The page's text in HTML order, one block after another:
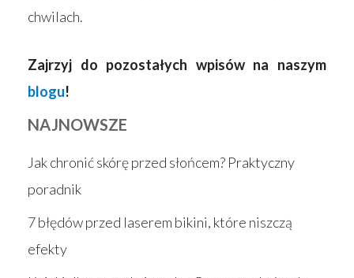
chwilach.
Zajrzyj do pozostałych wpisów na naszym
blogu!
NAJNOWSZE
Jak chronić skórę przed słońcem? Praktyczny
poradnik
7 błędów przed laserem bikini, które niszczą
efekty